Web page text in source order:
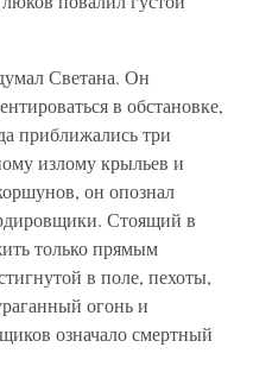
Светана. Он
в обстановке,
приближались три
излому крыльев и
он опознал
Стоящий в
только прямым
в поле, пехоты,
огонь и
означало смертный